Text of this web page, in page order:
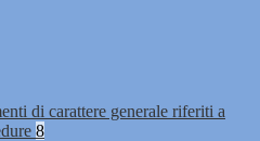
di carattere generale riferiti a
8